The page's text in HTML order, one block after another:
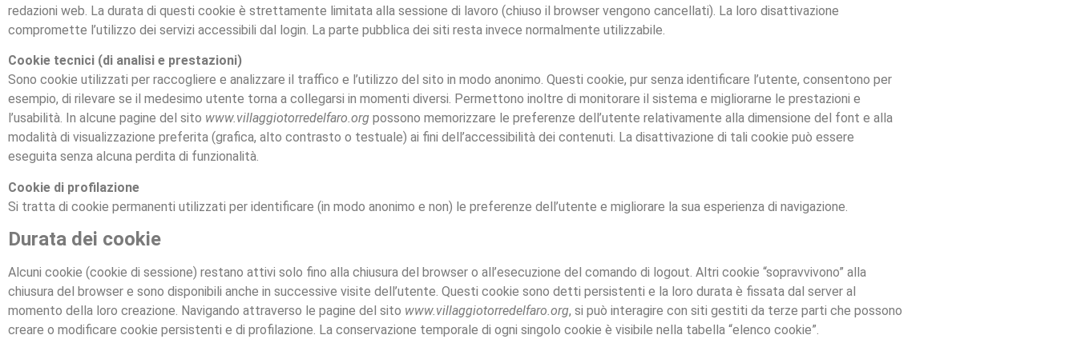
redazioni web. La durata di questi cookie è strettamente limitata alla sessione di lavoro (chiuso il browser vengono cancellati). La loro disattivazione
compromette l’utilizzo dei servizi accessibili dal login. La parte pubblica dei siti resta invece normalmente utilizzabile.
Cookie tecnici (di analisi e prestazioni)
Sono cookie utilizzati per raccogliere e analizzare il traffico e l’utilizzo del sito in modo anonimo. Questi cookie, pur senza identificare l’utente, consentono per
esempio, di rilevare se il medesimo utente torna a collegarsi in momenti diversi. Permettono inoltre di monitorare il sistema e migliorarne le prestazioni e
l’usabilità. In alcune pagine del sito www.villaggiotorredelfaro.org possono memorizzare le preferenze dell’utente relativamente alla dimensione del font e alla
modalità di visualizzazione preferita (grafica, alto contrasto o testuale) ai fini dell’accessibilità dei contenuti. La disattivazione di tali cookie può essere
eseguita senza alcuna perdita di funzionalità.
Cookie di profilazione
Si tratta di cookie permanenti utilizzati per identificare (in modo anonimo e non) le preferenze dell’utente e migliorare la sua esperienza di navigazione.
Durata dei cookie
Alcuni cookie (cookie di sessione) restano attivi solo fino alla chiusura del browser o all’esecuzione del comando di logout. Altri cookie “sopravvivono” alla
chiusura del browser e sono disponibili anche in successive visite dell’utente. Questi cookie sono detti persistenti e la loro durata è fissata dal server al
momento della loro creazione. Navigando attraverso le pagine del sito www.villaggiotorredelfaro.org, si può interagire con siti gestiti da terze parti che possono
creare o modificare cookie persistenti e di profilazione. La conservazione temporale di ogni singolo cookie è visibile nella tabella “elenco cookie”.